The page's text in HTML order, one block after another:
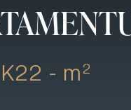
- m2